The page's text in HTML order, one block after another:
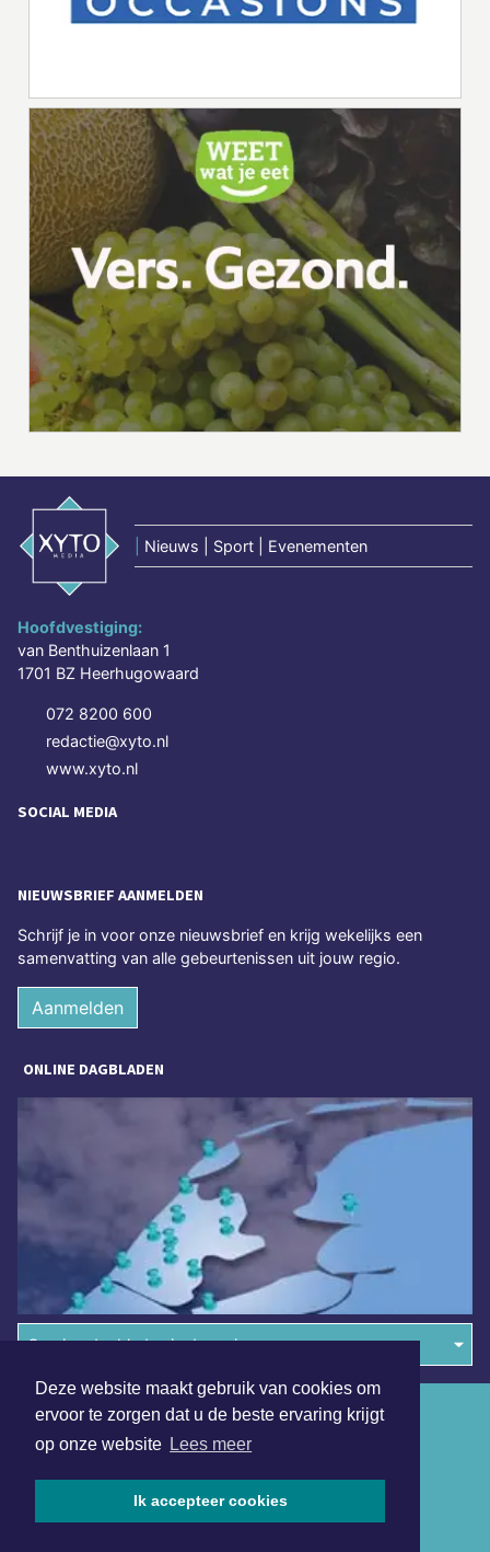
Deze website maakt gebruik van cookies om
ervoor te zorgen dat u de beste ervaring krijgt
op onze website Lees meer
Ik accepteer cookies
Nieuws | Sport | Evenementen
Hoofdvestiging:
van Benthuizenlaan 1
1701 BZ Heerhugowaard
072 8200 600
redactie@xyto.nl
www.xyto.nl
SOCIAL MEDIA
NIEUWSBRIEF AANMELDEN
Schrijf je in voor onze nieuwsbrief en krijg wekelijks een
samenvatting van alle gebeurtenissen uit jouw regio.
Aanmelden
ONLINE DAGBLADEN
Overige dagbladen in de regio
Algemene voorwaarden
Disclaimer